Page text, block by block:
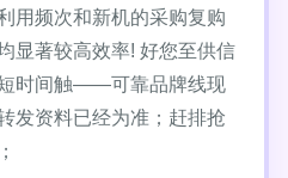
用频次和新机的采购复购
显著较高效率! 好您至供信
时间触——可靠品牌线现
发资料已经为准；赶排抢